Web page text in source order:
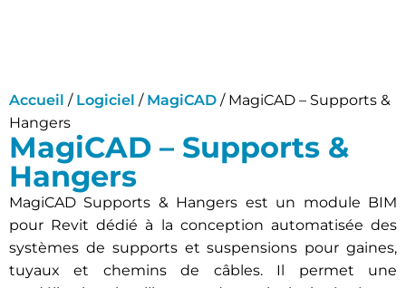
Accueil / Logiciel / MagiCAD / MagiCAD – Supports &
Hangers
MagiCAD – Supports &
Hangers
MagiCAD Supports & Hangers est un module BIM
pour Revit dédié à la conception automatisée des
systèmes de supports et suspensions pour gaines,
tuyaux et chemins de câbles. Il permet une